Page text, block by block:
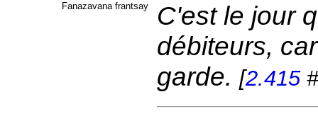
Fanazavana frantsay
C'est le jour
débiteurs,
garde. [2.415